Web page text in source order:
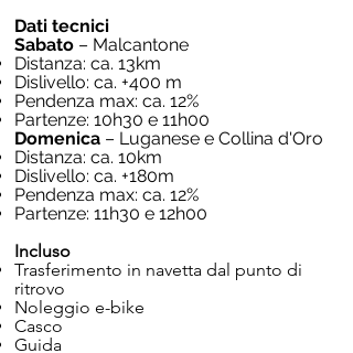
Dati tecnici
Sabato – Malcantone
Distanza: ca. 13km
Dislivello: ca. +400 m
Pendenza max: ca. 12%
Partenze: 10h30 e 11h00
Domenica – Luganese e Collina d'Oro
Distanza: ca. 10km
Dislivello: ca. +180m
Pendenza max: ca. 12%
Partenze: 11h30 e 12h00
Incluso
Trasferimento in navetta dal punto di
ritrovo
Noleggio e-bike
Casco
Guida